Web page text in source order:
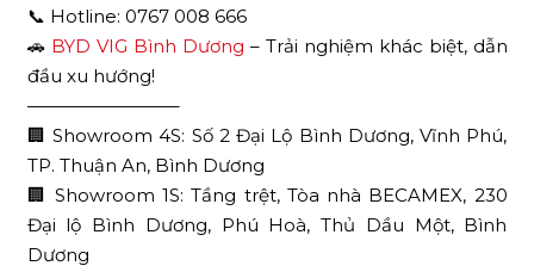
📞 Hotline: 0767 008 666
🚗 BYD VIG Bình Dương – Trải nghiệm khác biệt, dẫn
đầu xu hướng!
————————–
🏢 Showroom 4S: Số 2 Đại Lộ Bình Dương, Vĩnh Phú,
TP. Thuận An, Bình Dương
🏢 Showroom 1S: Tầng trệt, Tòa nhà BECAMEX, 230
Đại lộ Bình Dương, Phú Hoà, Thủ Dầu Một, Bình
Dương